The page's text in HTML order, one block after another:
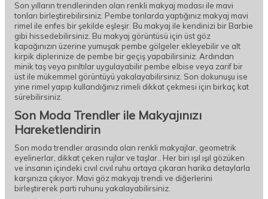
Son yılların trendlerinden olan renkli makyaj modası ile mavi
tonları birleştirebilirsiniz. Pembe tonlarda yaptığınız makyaj mavi
rimel ile enfes bir şekilde eşleşir. Bu makyaj ile kendinizi bir Barbie
gibi hissedebilirsiniz. Bu makyaj görüntüsü için üst göz
kapağınızın üzerine yumuşak pembe gölgeler ekleyebilir ve alt
kirpik diplerinize de pembe bir geçiş yapabilirsiniz. Ardından
minik taş veya pırıltılar uygulayabilir pembe elbise veya zarif bir
üst ile mükemmel görüntüyü yakalayabilirsiniz. Son dokunuşu ise
yine rimel yapıp kullandığınız rimeli dikkat çekmesi için birkaç kat
sürebilirsiniz.
Son Moda Trendler ile Makyajınızı
Hareketlendirin
Son moda trendler arasında olan renkli makyajlar, geometrik
eyelinerlar, dikkat çeken rujlar ve taşlar.. Her biri ışıl ışıl gözüken
ve insanın içindeki cıvıl cıvıl ruhu ortaya çıkaran harika detaylarla
karşınıza çıkıyor. Mavi göz makyajı trendi ve diğerlerini
birleştirerek parti ruhunu yakalayabilirsiniz.